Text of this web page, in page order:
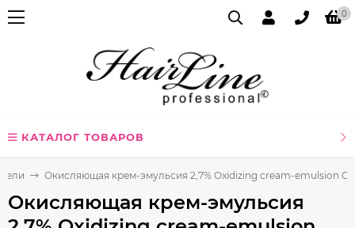
0
КАТАЛОГ ТОВАРОВ
Окисляющая крем-эмульсия 2,7% Oxidizing cream-emulsion
Окисляющая крем-эмульсия